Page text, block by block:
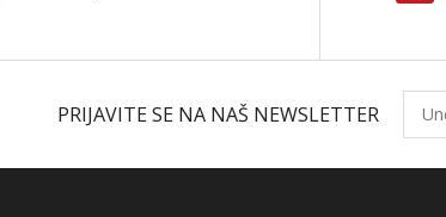
PRIJAVITE SE NA NAŠ NEWSLETTER